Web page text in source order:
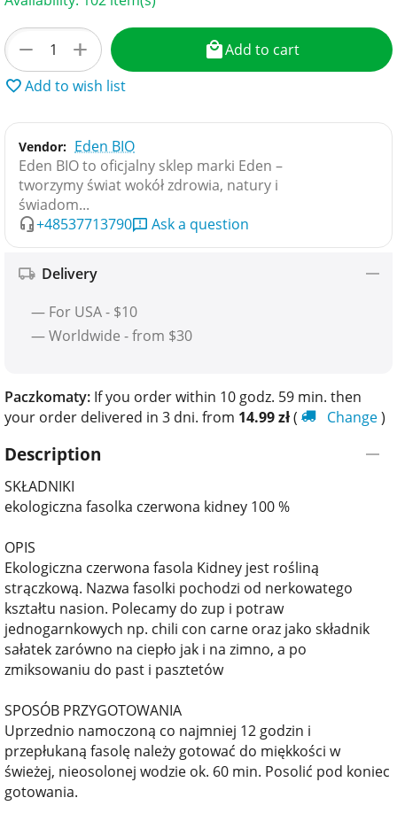
+
−
Add to cart
Add to wish list
Vendor: Eden BIO
Eden BIO to oficjalny sklep marki Eden –
tworzymy świat wokół zdrowia, natury i
świadom...
+48537713790
Ask a question
Delivery
— For USA - $10
— Worldwide - from $30
Paczkomaty: If you order within 10 godz. 59 min. then
your order delivered in 3 dni. from 14.99zł( Change)
Description
SKŁADNIKI
ekologiczna fasolka czerwona kidney 100 %
OPIS
Ekologiczna czerwona fasola Kidney jest rośliną
strączkową. Nazwa fasolki pochodzi od nerkowatego
kształtu nasion. Polecamy do zup i potraw
jednogarnkowych np. chili con carne oraz jako składnik
sałatek zarówno na ciepło jak i na zimno, a po
zmiksowaniu do past i pasztetów
SPOSÓB PRZYGOTOWANIA
Uprzednio namoczoną co najmniej 12 godzin i
przepłukaną fasolę należy gotować do miękkości w
świeżej, nieosolonej wodzie ok. 60 min. Posolić pod koniec
gotowania.